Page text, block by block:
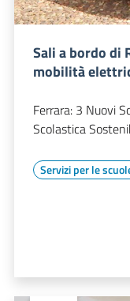
Sali a bordo di
mobilità
Ferrara: 3 Nuovi
Scolastica
Servizi per le